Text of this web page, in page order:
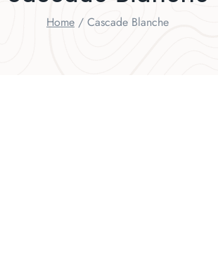
Home / Cascade Blanche